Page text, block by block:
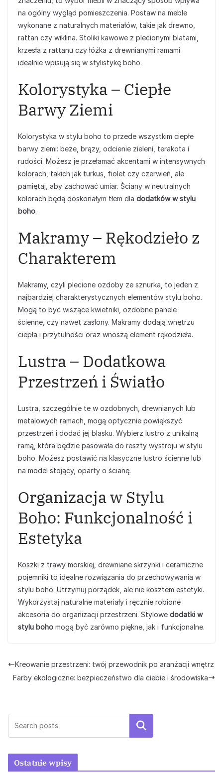
na ogólny wygląd pomieszczenia. Postaw na meble
wykonane z naturalnych materiałów, takie jak drewno,
rattan czy wiklina. Stoliki kawowe z plecionymi blatami,
krzesła z rattanu czy łóżka z drewnianymi ramami
idealnie wpisują się w stylistykę boho.
Kolorystyka – Ciepłe
Barwy Ziemi
Kolorystyka w stylu boho to przede wszystkim ciepłe
barwy ziemi: beże, brązy, odcienie zieleni, terakota i
rudości. Możesz je przełamać akcentami w intensywnych
kolorach, takich jak turkus, fiolet czy czerwień, ale
pamiętaj, aby zachować umiar. Ściany w neutralnych
kolorach będą doskonałym tłem dla dodatków w stylu
boho.
Makramy – Rękodzieło z
Charakterem
Makramy, czyli plecione ozdoby ze sznurka, to jeden z
najbardziej charakterystycznych elementów stylu boho.
Mogą to być wiszące kwietniki, ozdobne panele
ścienne, czy nawet zasłony. Makramy dodają wnętrzu
ciepła i przytulności oraz wnoszą element rękodzieła.
Lustra – Dodatkowa
Przestrzeń i Światło
Lustra, szczególnie te w ozdobnych, drewnianych lub
metalowych ramach, mogą optycznie powiększyć
przestrzeń i dodać jej blasku. Wybierz lustro z unikalną
ramą, która będzie pasowała do reszty wystroju w stylu
boho. Możesz postawić na klasyczne lustro ścienne lub
na model stojący, oparty o ścianę.
Organizacja w Stylu
Boho: Funkcjonalność i
Estetyka
Koszki z trawy morskiej, drewniane skrzynki i ceramiczne
pojemniki to idealne rozwiązania do przechowywania w
stylu boho. Utrzymuj porządek, ale nie kosztem estetyki.
Wykorzystaj naturalne materiały i ręcznie robione
akcesoria do organizacji przestrzeni. Stylowe dodatki w
stylu boho mogą być zarówno piękne, jak i funkcjonalne.
Kreowanie przestrzeni: twój przewodnik po aranżacji wnętrz
Farby ekologiczne: bezpieczeństwo dla ciebie i środowiska
Szukaj
Ostatnie wpisy